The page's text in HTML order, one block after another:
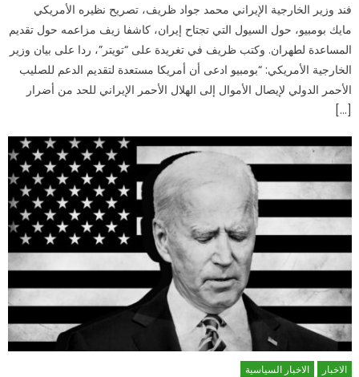
فند وزير الخارجية الإيراني محمد جواد ظريف، تصريح نظيره الأمريكي
مايك بومبيو، حول السيول التي تجتاح إيران، كاشفا زيف مزاعمه حول تقديم
المساعدة لطهران. وكتب ظريف في تغريدة على “تويتر”، ردا على بيان وزير
الخارجية الأمريكي: “بومبيو ادعى أن أمريكا مستعدة لتقديم الدعم للصليب
الأحمر الدولي لإيصال الأموال إلى الهلال الأحمر الإيراني للحد من أضرار
[…]
الاخبار الاخبار السياسية